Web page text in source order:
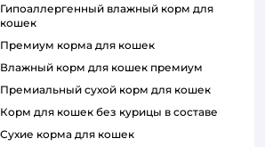
гипоаллергенный влажный корм для
кошек
премиум корма для кошек
влажный корм для кошек премиум
премиальный сухой корм для кошек
корм для кошек без курицы в составе
сухие корма для кошек